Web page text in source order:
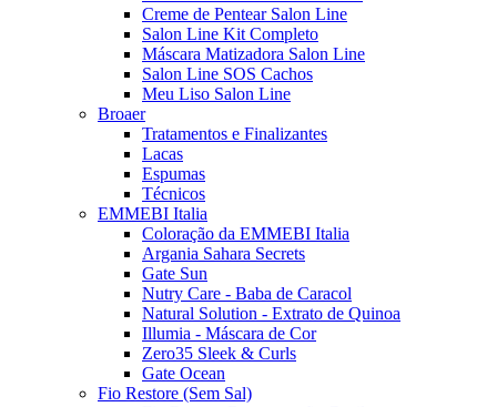
Creme de Pentear Salon Line
Salon Line Kit Completo
Máscara Matizadora Salon Line
Salon Line SOS Cachos
Meu Liso Salon Line
Broaer
Tratamentos e Finalizantes
Lacas
Espumas
Técnicos
EMMEBI Italia
Coloração da EMMEBI Italia
Argania Sahara Secrets
Gate Sun
Nutry Care - Baba de Caracol
Natural Solution - Extrato de Quinoa
Illumia - Máscara de Cor
Zero35 Sleek & Curls
Gate Ocean
Fio Restore (Sem Sal)